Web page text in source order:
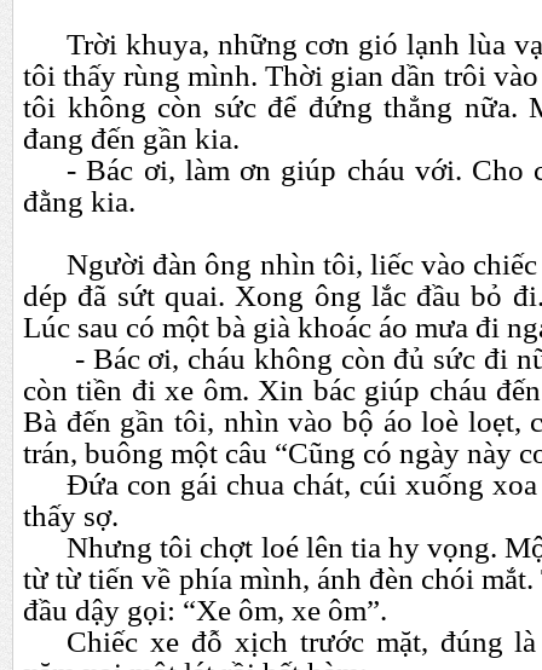
Trời khuya, những cơn gió lạnh lùa
tôi thấy rùng mình. Thời gian dần trôi
tôi không còn sức để đứng thẳng nữa.
đang đến gần kia.
- Bác ơi, làm ơn giúp cháu với. Cho
đằng kia.
Người đàn ông nhìn tôi, liếc vào
dép đã sứt quai. Xong ông lắc đầu bỏ
Lúc sau có một bà già khoác áo mưa đi
- Bác ơi, cháu không còn đủ sức đi
còn tiền đi xe ôm. Xin bác giúp cháu
Bà đến gần tôi, nhìn vào bộ áo loè loẹt,
trán, buông một câu “Cũng có ngày này
Đứa con gái chua chát, cúi xuống
thấy sợ.
Nhưng tôi chợt loé lên tia hy vọng.
từ từ tiến về phía mình, ánh đèn chói
đầu dậy gọi: “Xe ôm, xe ôm”.
Chiếc xe đỗ xịch trước mặt, đúng